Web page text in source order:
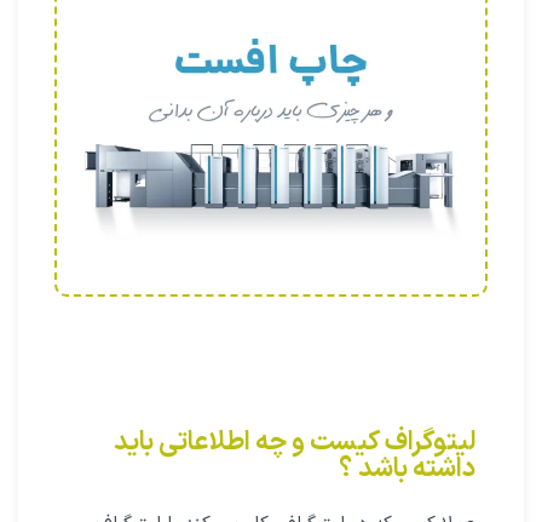
لیتوگراف کیست و چه اطلاعاتی باید
داشته باشد ؟